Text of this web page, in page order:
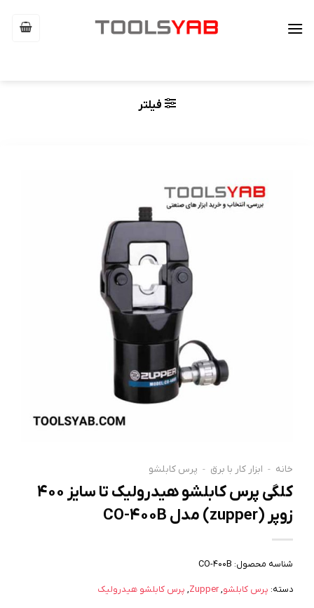
فیلتر
خانه - ابزار کار با برق - پرس کابلشو
کلگی پرس کابلشو هیدرولیک تا سایز ۴۰۰
زوپر (zupper) مدل CO-400B
شناسه محصول: CO-400B
دسته: پرس کابلشو,
Zupper
, پرس کابلشو هیدرولیک